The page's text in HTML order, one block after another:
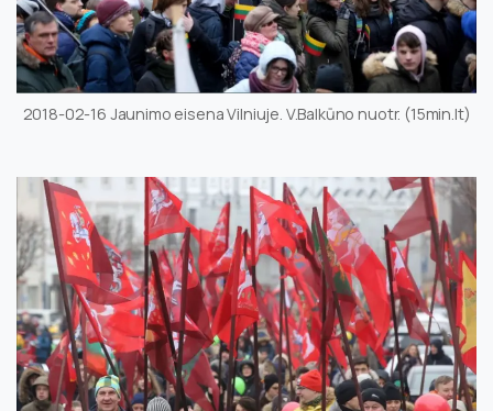
2018-02-16 Jaunimo eisena Vilniuje. V.Balkūno nuotr. (15min.lt)